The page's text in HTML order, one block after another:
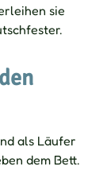
sie
als Läufer
dem Bett.